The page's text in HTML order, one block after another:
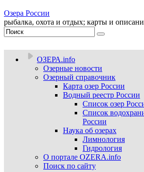
Озера России
рыбалка, охота и отдых; карты и
ОЗЕРА.info
Озерные новости
Озерный справочник
Карта озер России
Водный реестр России
Список озер
Список
России
Наука об озерах
Лимнология
Гидрология
О портале OZERA.info
Поиск по сайту